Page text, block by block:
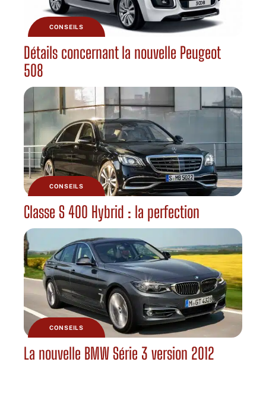
CONSEILS
Détails concernant la nouvelle Peugeot
508
CONSEILS
Classe S 400 Hybrid : la perfection
CONSEILS
La nouvelle BMW Série 3 version 2012